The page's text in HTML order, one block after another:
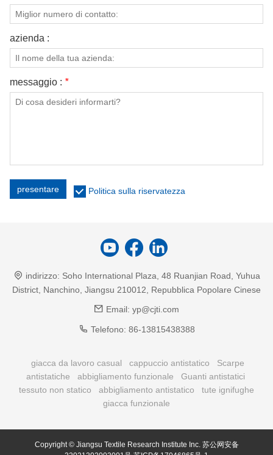
azienda :
messaggio : *
presentare Politica sulla riservatezza
indirizzo: Soho International Plaza, 48 Ruanjian Road, Yuhua
District, Nanchino, Jiangsu 210012, Repubblica Popolare Cinese
Email: yp@cjti.com
Telefono: 86-13815438388
giacca da lavoro casual cappuccio antistatico
Scarpe
antistatiche
abbigliamento funzionale
Guanti antistatici
tessuto non statico
abbigliamento antistatico
tute ignifughe
giacca funzionale
Copyright © Jiangsu Textile Research Institute Inc. 苏公网安备